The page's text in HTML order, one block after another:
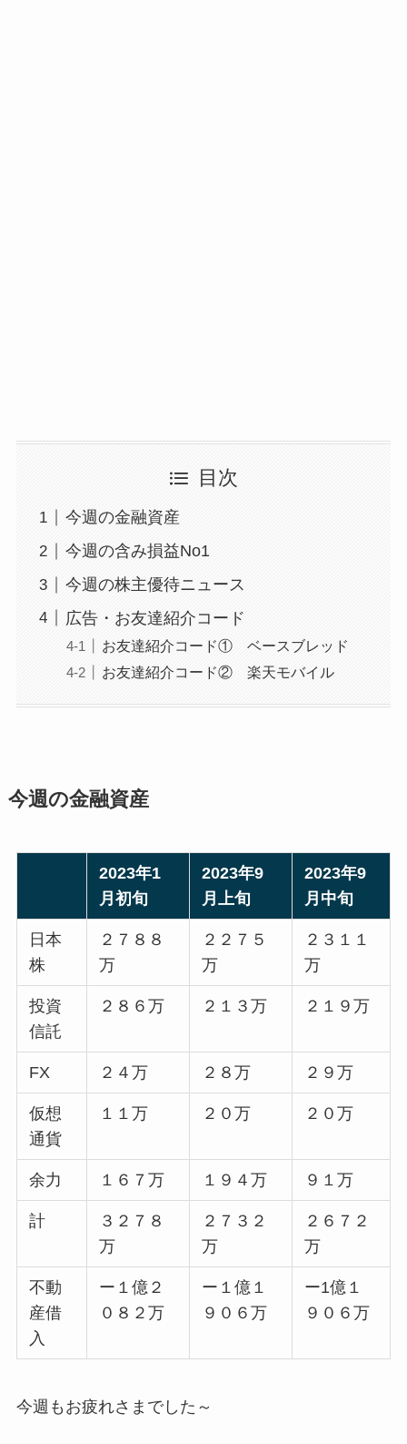
目次
今週の金融資産
今週の含み損益No1
今週の株主優待ニュース
広告・お友達紹介コード
お友達紹介コード① ベースブレッド
お友達紹介コード② 楽天モバイル
今週の金融資産
2023年1
月初旬
2023年9
月上旬
2023年9
月中旬
日本
株
２７８８
万
２２７５
万
２３１１
万
投資
信託
２８６万 ２１３万 ２１９万
FX ２４万 ２８万 ２９万
仮想
通貨
１１万 ２０万 ２０万
余力 １６７万 １９４万 ９１万
計
３２７８
万
２７３２
万
２６７２
万
不動
産借
入
ー１億２
０８２万
ー１億１
９０６万
ー1億１
９０６万
今週もお疲れさまでした～